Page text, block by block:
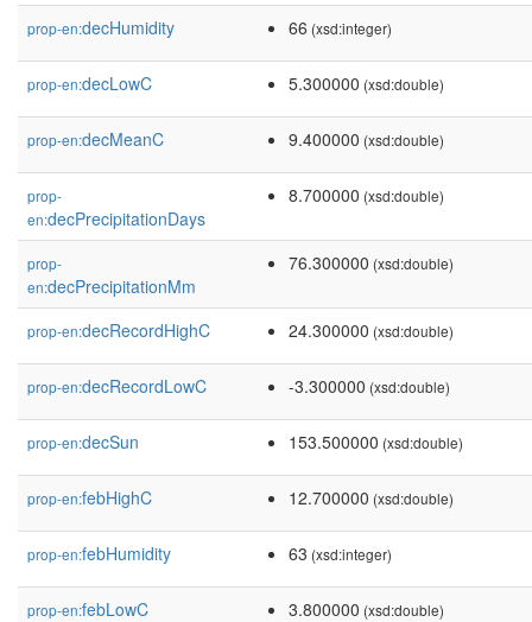
prop-en:decHumidity 66 (xsd:integer)
prop-en:decLowC 5.300000 (xsd:double)
prop-en:decMeanC 9.400000 (xsd:double)
prop-
en:decPrecipitationDays
8.700000 (xsd:double)
prop-
en:decPrecipitationMm
76.300000 (xsd:double)
prop-en:decRecordHighC 24.300000 (xsd:double)
prop-en:decRecordLowC -3.300000 (xsd:double)
prop-en:decSun 153.500000 (xsd:double)
prop-en:febHighC 12.700000 (xsd:double)
prop-en:febHumidity 63 (xsd:integer)
prop-en:febLowC 3.800000 (xsd:double)